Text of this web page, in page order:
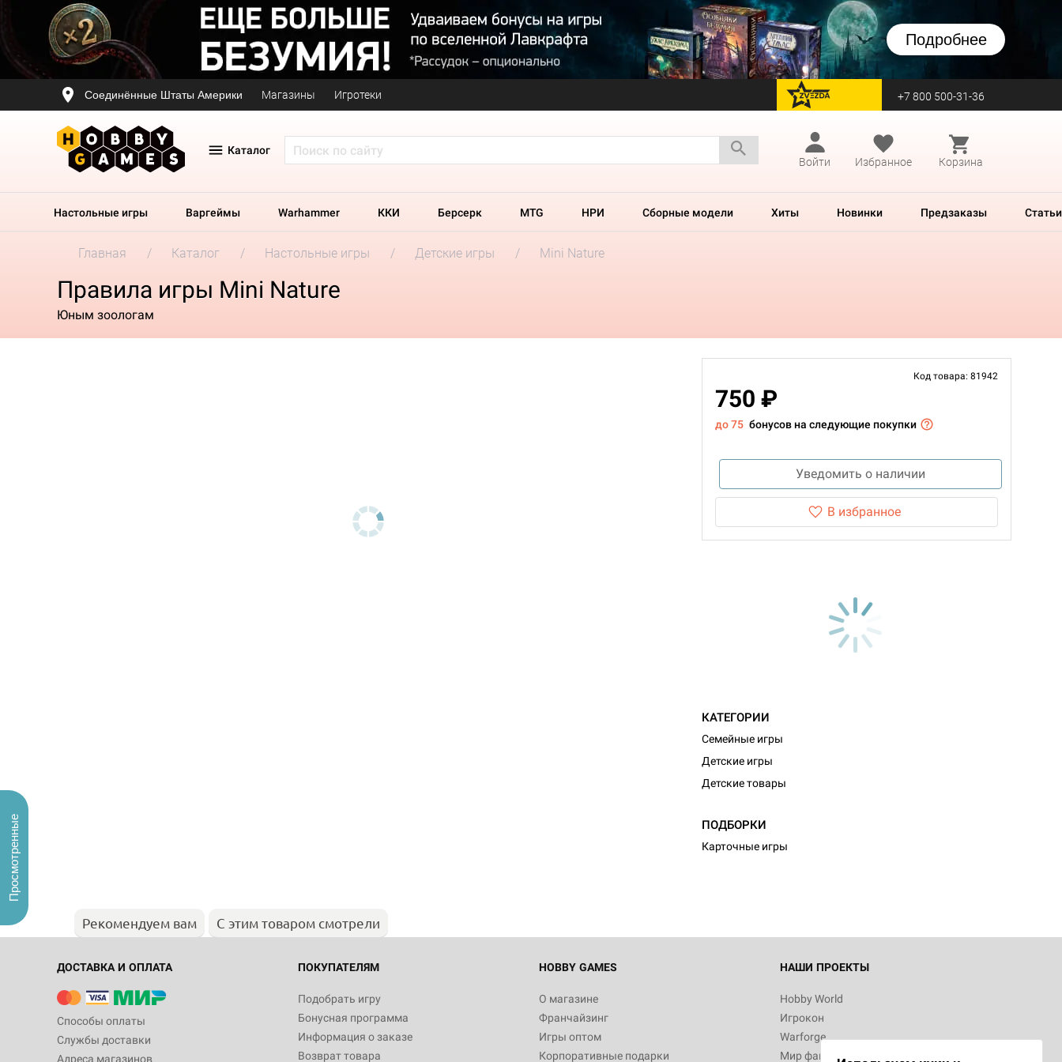
Подробнее
Соединённые Штаты Америки Магазины Игротеки перейти на Zvezda +7 800 500-31-36
Каталог
Войти
Избранное Корзина
Настольные игры Варгеймы Warhammer ККИ Берсерк MTG НРИ Сборные модели Хиты Новинки Предзаказы Статьи
Главная Каталог Настольные игры Детские игры Mini Nature
Правила игры Mini Nature
Юным зоологам
Код товара: 81942
750 ₽
до 75 бонусов на следующие покупки
Уведомить о наличии
В избранное
КАТЕГОРИИ
Семейные игры
Детские игры
Детские товары
ПОДБОРКИ
Карточные игры
Рекомендуем вам С этим товаром смотрели
ДОСТАВКА И ОПЛАТА
Способы оплаты
Службы доставки
Адреса магазинов
ПОКУПАТЕЛЯМ
Подобрать игру
Бонусная программа
Информация о заказе
Возврат товара
HOBBY GAMES
О магазине
Франчайзинг
Игры оптом
Корпоративные подарки
НАШИ ПРОЕКТЫ
Hobby World
Игрокон
Warforge
Мир фантастики
Просмотренные
Настольная игра Hobby World Монстры
Белая смерть
12 990
Настольная игра Hobby World Берсерк.